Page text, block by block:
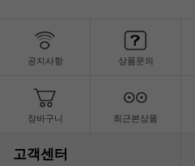
공지사항 상품문의
장바구니 최근본상품
고객센터